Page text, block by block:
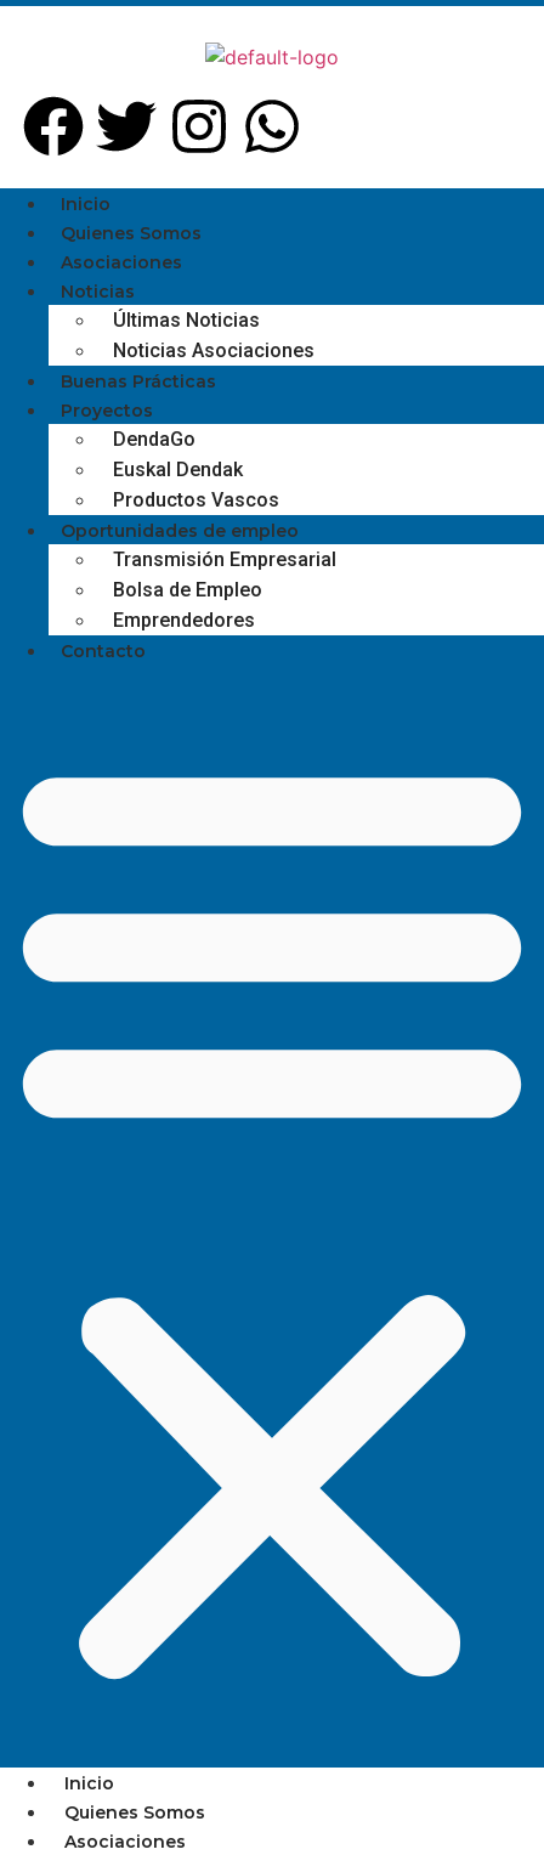
Inicio
Quienes Somos
Asociaciones
Noticias
Últimas Noticias
Noticias Asociaciones
Buenas Prácticas
Proyectos
DendaGo
Euskal Dendak
Productos Vascos
Oportunidades de empleo
Transmisión Empresarial
Bolsa de Empleo
Emprendedores
Contacto
Inicio
Quienes Somos
Asociaciones